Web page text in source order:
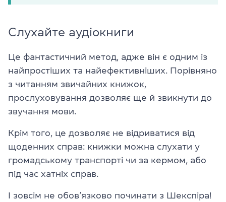
Слухайте аудіокниги
Це фантастичний метод, адже він є одним із
найпростіших та найефективніших. Порівняно
з читанням звичайних книжок,
прослуховування дозволяє ще й звикнути до
звучання мови.
Крім того, це дозволяє не відриватися від
щоденних справ: книжки можна слухати у
громадському транспорті чи за кермом, або
під час хатніх справ.
І зовсім не обов’язково починати з Шекспіра!